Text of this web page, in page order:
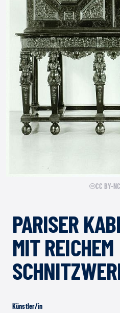
CC BY-
PARISER
MIT REICHEM
Künstler/in